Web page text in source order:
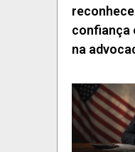
confiança
na